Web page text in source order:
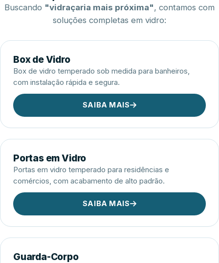
Buscando "vidraçaria mais próxima", contamos com
soluções completas em vidro:
Box de Vidro
Box de vidro temperado sob medida para banheiros,
com instalação rápida e segura.
SAIBA MAIS
Portas em Vidro
Portas em vidro temperado para residências e
comércios, com acabamento de alto padrão.
SAIBA MAIS
Guarda-Corpo